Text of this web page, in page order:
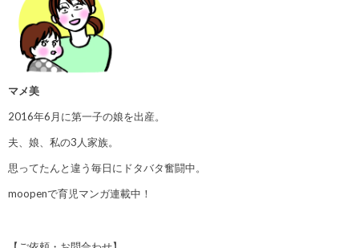
マメ美
2016年6月に第一子の娘を出産。
夫、娘、私の3人家族。
思ってたんと違う毎日にドタバタ奮闘中。
moopenで育児マンガ連載中！